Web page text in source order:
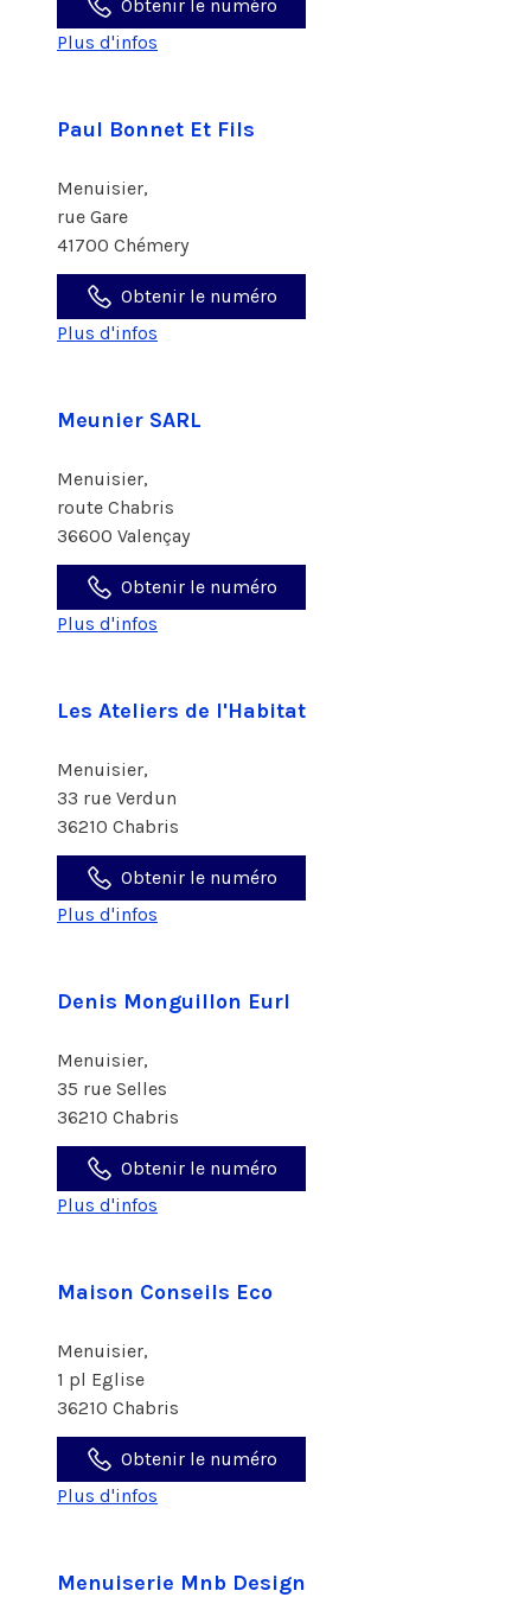
Obtenir le numéro
Plus d'infos
Paul Bonnet Et Fils
Menuisier,
rue Gare
41700 Chémery
Obtenir le numéro
Plus d'infos
Meunier SARL
Menuisier,
route Chabris
36600 Valençay
Obtenir le numéro
Plus d'infos
Les Ateliers de l'Habitat
Menuisier,
33 rue Verdun
36210 Chabris
Obtenir le numéro
Plus d'infos
Denis Monguillon Eurl
Menuisier,
35 rue Selles
36210 Chabris
Obtenir le numéro
Plus d'infos
Maison Conseils Eco
Menuisier,
1 pl Eglise
36210 Chabris
Obtenir le numéro
Plus d'infos
Menuiserie Mnb Design